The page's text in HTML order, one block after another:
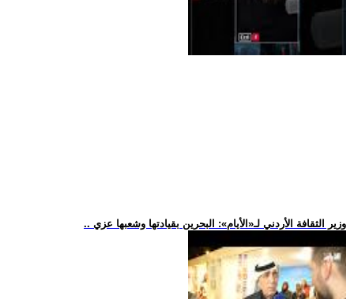
.. وزير الثقافة الأردني لـ«الأيام»: البحرين بقيادتها وشعبها عزي